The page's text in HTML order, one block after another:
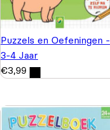
Puzzels en Oefeningen -
3-4 Jaar
€3,99